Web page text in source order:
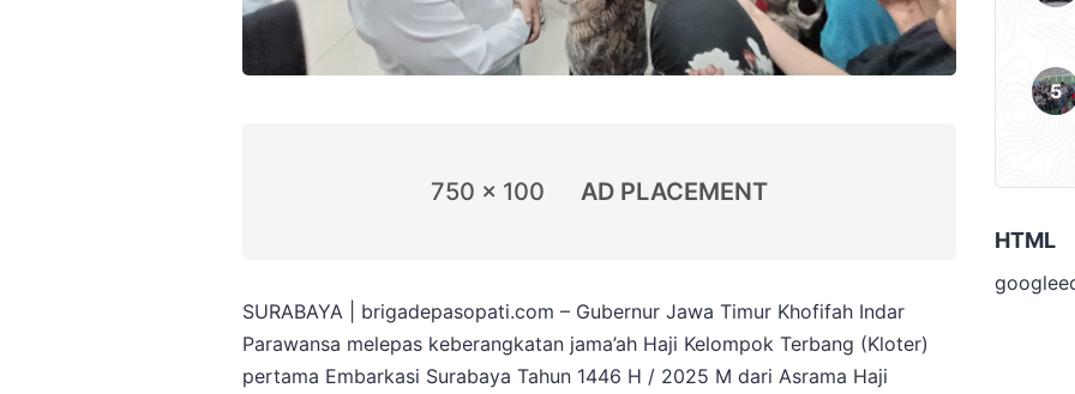
750 x 100 AD PLACEMENT
SURABAYA | brigadepasopati.com – Gubernur Jawa Timur Khofifah Indar
Parawansa melepas keberangkatan jama’ah Haji Kelompok Terbang (Kloter)
pertama Embarkasi Surabaya Tahun 1446 H / 2025 M dari Asrama Haji
HTML